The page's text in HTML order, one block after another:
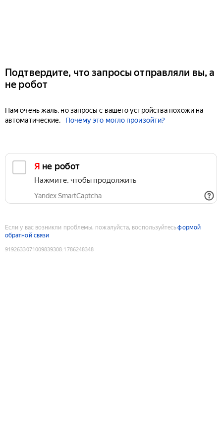
Подтвердите, что запросы отправляли вы, а
не робот
Нам очень жаль, но запросы с вашего устройства похожи на
автоматические.
Почему это могло произойти?
Я не робот
Нажмите, чтобы продолжить
Yandex SmartCaptcha
Если у вас возникли проблемы, пожалуйста, воспользуйтесьформой
обратной связи
9192633071009839308:1786248348